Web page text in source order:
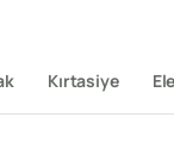
Kırtasiye